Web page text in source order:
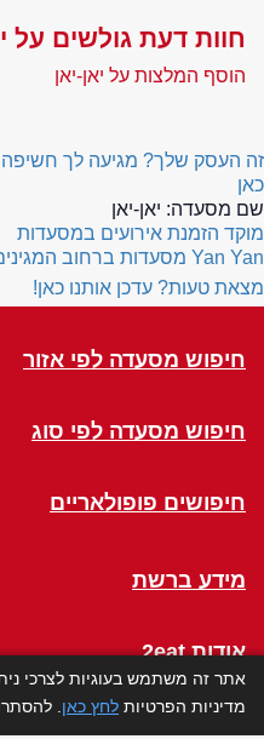
חוות דעת גולשים על
הוסף המלצות על יאן-יאן
זה העסק שלך? מגיעה לך חשיפה
כאן
שם מסעדה: יאן-יאן
מוקד הזמנת אירועים במסעדות
Yan Yan מסעדות ברחוב
מצאת טעות? עדכן אותנו כאן!
חיפוש מסעדה לפי אזור
חיפוש מסעדה לפי סוג
חיפושים פופולאריים
מידע ברשת
אודות 2eat
אתר זה משתמש בעוגיות לצרכי
מדיניות הפרטיות לחץ כאן .